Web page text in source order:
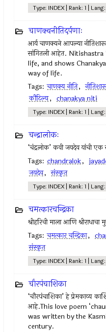
Type: INDEX | Rank: 1 |
चाणक्यनीतिदर्पणाः
आर्य चाणक्यने आपल्या
सांगितली आहेत.
life, and shows
way of life.
Tags: चाणक्य नीति,
कौटिल्य, chanakya niti
Type: INDEX | Rank: 1 |
चन्द्रालोकः
‘चंद्रलोक’ कवी जयदेव यांची
Tags: chandralok,
जयदेव, संस्कृत
Type: INDEX | Rank: 1 |
चमत्कारचन्द्रिका
श्रीहरिची माला आणि
Tags: चमत्कार चन्द्रिका,
संस्कृत
Type: INDEX | Rank: 1 |
चौरपंचाशिका
‘चौरपंचाशिका’ हे प्रेमकाव्य
आहे.This love poem
was written by the
century.